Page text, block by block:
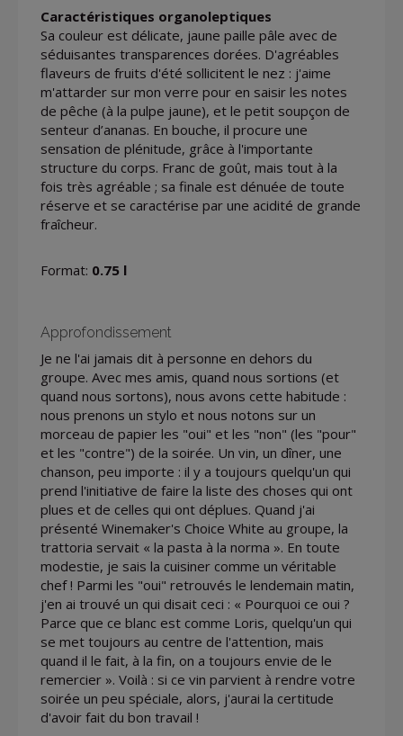
Caractéristiques organoleptiques
Sa couleur est délicate, jaune paille pâle avec de
séduisantes transparences dorées. D'agréables
flaveurs de fruits d'été sollicitent le nez : j'aime
m'attarder sur mon verre pour en saisir les notes
de pêche (à la pulpe jaune), et le petit soupçon de
senteur d’ananas. En bouche, il procure une
sensation de plénitude, grâce à l'importante
structure du corps. Franc de goût, mais tout à la
fois très agréable ; sa finale est dénuée de toute
réserve et se caractérise par une acidité de grande
fraîcheur.
Format: 0.75 l
Approfondissement
Je ne l'ai jamais dit à personne en dehors du
groupe. Avec mes amis, quand nous sortions (et
quand nous sortons), nous avons cette habitude :
nous prenons un stylo et nous notons sur un
morceau de papier les "oui" et les "non" (les "pour"
et les "contre") de la soirée. Un vin, un dîner, une
chanson, peu importe : il y a toujours quelqu'un qui
prend l'initiative de faire la liste des choses qui ont
plues et de celles qui ont déplues. Quand j'ai
présenté Winemaker's Choice White au groupe, la
trattoria servait « la pasta à la norma ». En toute
modestie, je sais la cuisiner comme un véritable
chef ! Parmi les "oui" retrouvés le lendemain matin,
j'en ai trouvé un qui disait ceci : « Pourquoi ce oui ?
Parce que ce blanc est comme Loris, quelqu'un qui
se met toujours au centre de l'attention, mais
quand il le fait, à la fin, on a toujours envie de le
remercier ». Voilà : si ce vin parvient à rendre votre
soirée un peu spéciale, alors, j'aurai la certitude
d'avoir fait du bon travail !